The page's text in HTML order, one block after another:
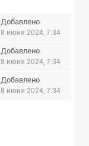
Добавлено
8 июня 2024, 7:34
Добавлено
8 июня 2024, 7:34
Добавлено
8 июня 2024, 7:34